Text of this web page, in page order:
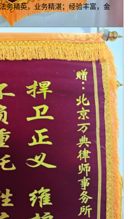
务精英，业务精湛；经验丰富，金